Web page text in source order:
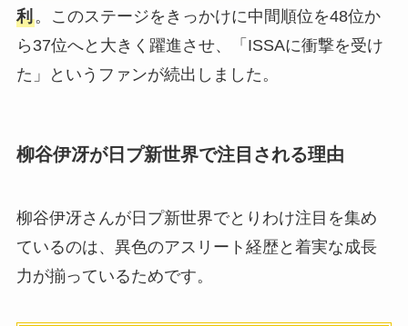
利。このステージをきっかけに中間順位を48位か
ら37位へと大きく躍進させ、「ISSAに衝撃を受け
た」というファンが続出しました。
柳谷伊冴が日プ新世界で注目される理由
柳谷伊冴さんが日プ新世界でとりわけ注目を集め
ているのは、異色のアスリート経歴と着実な成長
力が揃っているためです。